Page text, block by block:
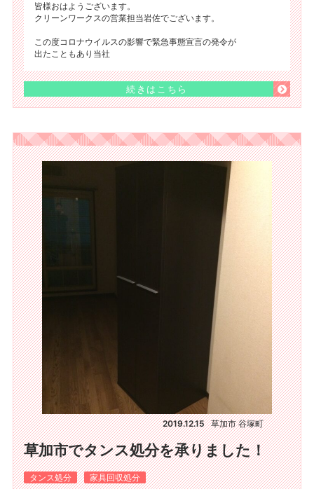
皆様おはようございます。
クリーンワークスの営業担当岩佐でございます。
この度コロナウイルスの影響で緊急事態宣言の発令が
出たこともあり当社
続きはこちら
2019.12.15 草加市 谷塚町
草加市でタンス処分を承りました！
タンス処分 家具回収処分